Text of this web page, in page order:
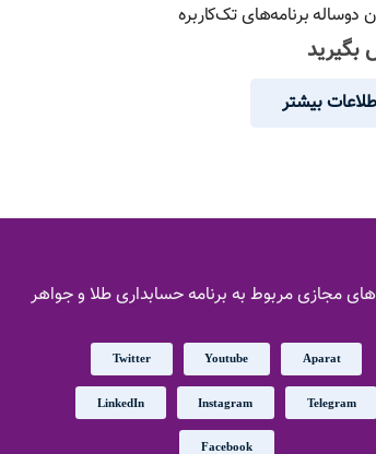
دوساله برنامه‌های تک‌کاربره
بگیرید
بیشتر
مجازی مربوط به برنامه حسابداری طلا و جواهر
Aparat
Youtube
Twitter
Telegram
Instagram
LinkedIn
Facebook